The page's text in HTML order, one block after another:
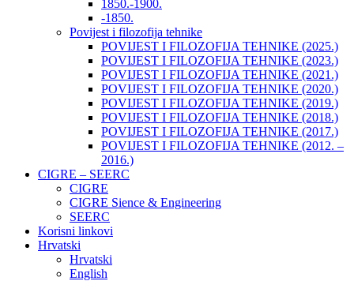
1850.-1900.
-1850.
Povijest i filozofija tehnike
POVIJEST I FILOZOFIJA TEHNIKE (2025.)
POVIJEST I FILOZOFIJA TEHNIKE (2023.)
POVIJEST I FILOZOFIJA TEHNIKE (2021.)
POVIJEST I FILOZOFIJA TEHNIKE (2020.)
POVIJEST I FILOZOFIJA TEHNIKE (2019.)
POVIJEST I FILOZOFIJA TEHNIKE (2018.)
POVIJEST I FILOZOFIJA TEHNIKE (2017.)
POVIJEST I FILOZOFIJA TEHNIKE (2012. –
2016.)
CIGRE – SEERC
CIGRE
CIGRE Sience & Engineering
SEERC
Korisni linkovi
Hrvatski
Hrvatski
English